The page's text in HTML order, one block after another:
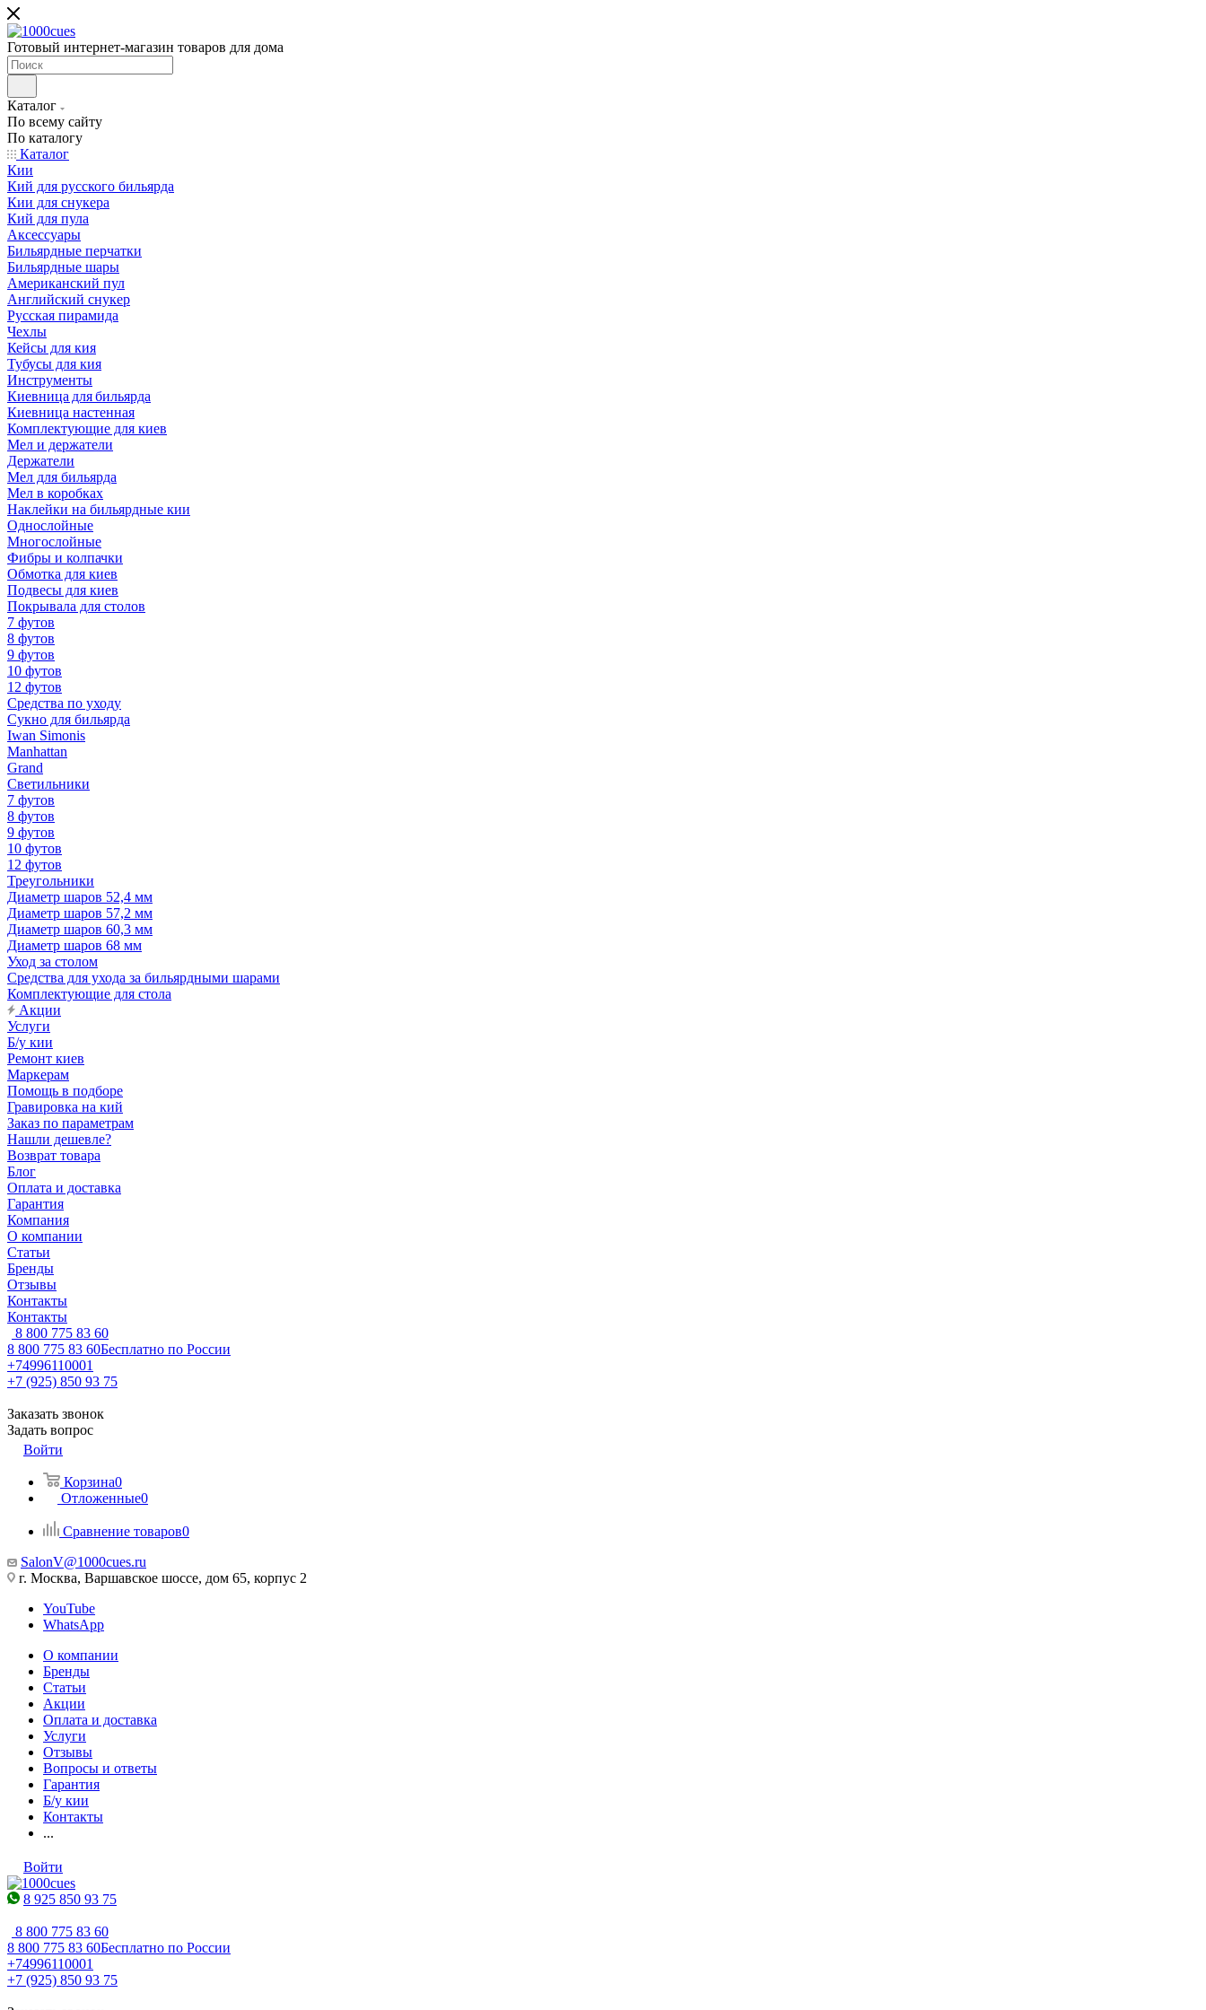
Готовый интернет-магазин товаров для дома
Каталог
По всему сайту
По каталогу
Каталог
Кии
Кий для русского бильярда
Кии для снукера
Кий для пула
Аксессуары
Бильярдные перчатки
Бильярдные шары
Американский пул
Английский снукер
Русская пирамида
Чехлы
Кейсы для кия
Тубусы для кия
Инструменты
Киевница для бильярда
Киевница настенная
Комплектующие для киев
Мел и держатели
Держатели
Мел для бильярда
Мел в коробках
Наклейки на бильярдные кии
Однослойные
Многослойные
Фибры и колпачки
Обмотка для киев
Подвесы для киев
Покрывала для столов
7 футов
8 футов
9 футов
10 футов
12 футов
Средства по уходу
Сукно для бильярда
Iwan Simonis
Manhattan
Grand
Светильники
7 футов
8 футов
9 футов
10 футов
12 футов
Треугольники
Диаметр шаров 52,4 мм
Диаметр шаров 57,2 мм
Диаметр шаров 60,3 мм
Диаметр шаров 68 мм
Уход за столом
Средства для ухода за бильярдными шарами
Комплектующие для стола
Акции
Услуги
Б/у кии
Ремонт киев
Маркерам
Помощь в подборе
Гравировка на кий
Заказ по параметрам
Нашли дешевле?
Возврат товара
Блог
Оплата и доставка
Гарантия
Компания
О компании
Статьи
Бренды
Отзывы
Контакты
Контакты
8 800 775 83 60
8 800 775 83 60Бесплатно по России
+74996110001
+7 (925) 850 93 75
Заказать звонок
Задать вопрос
Войти
Корзина0
Отложенные0
Сравнение товаров0
SalonV@1000cues.ru
г. Москва, Варшавское шоссе, дом 65, корпус 2
YouTube
WhatsApp
О компании
Бренды
Статьи
Акции
Оплата и доставка
Услуги
Отзывы
Вопросы и ответы
Гарантия
Б/у кии
Контакты
...
Войти
8 925 850 93 75
8 800 775 83 60
8 800 775 83 60Бесплатно по России
+74996110001
+7 (925) 850 93 75